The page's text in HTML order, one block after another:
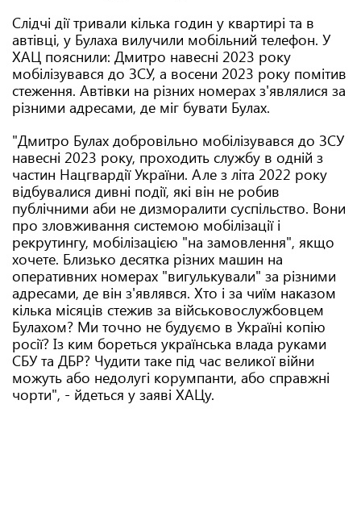
Слідчі дії тривали кілька годин у квартирі та в
автівці, у Булаха вилучили мобільний телефон. У
ХАЦ пояснили: Дмитро навесні 2023 року
мобілізувався до ЗСУ, а восени 2023 року помітив
стеження. Автівки на різних номерах з'являлися за
різними адресами, де міг бувати Булах.
"Дмитро Булах добровільно мобілізувався до ЗСУ
навесні 2023 року, проходить службу в одній з
частин Нацгвардії України. Але з літа 2022 року
відбувалися дивні події, які він не робив
публічними аби не дизморалити суспільство. Вони
про зловживання системою мобілізації і
рекрутингу, мобілізацією "на замовлення", якщо
хочете. Близько десятка різних машин на
оперативних номерах "вигулькували" за різними
адресами, де він з'являвся. Хто і за чиїм наказом
кілька місяців стежив за військовослужбовцем
Булахом? Ми точно не будуємо в Україні копію
росії? Із ким бореться українська влада руками
СБУ та ДБР? Чудити таке під час великої війни
можуть або недолугі корумпанти, або справжні
чорти", - йдеться у заяві ХАЦу.